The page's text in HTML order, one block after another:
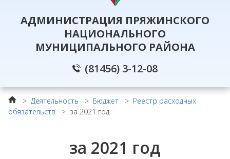
АДМИНИСТРАЦИЯ ПРЯЖИНСКОГО
НАЦИОНАЛЬНОГО
МУНИЦИПАЛЬНОГО РАЙОНА
(81456) 3-12-08
> Деятельность > Бюджет > Реестр расходных
обязательств
> за 2021 год
за 2021 год